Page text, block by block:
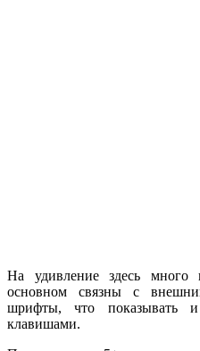
На удивление здесь много
основном связны с
шрифты, что показывать
клавишами.